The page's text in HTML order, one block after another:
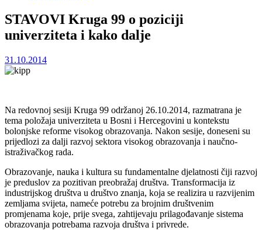
STAVOVI Kruga 99 o poziciji
univerziteta i kako dalje
31.10.2014
Na redovnoj sesiji Kruga 99 održanoj 26.10.2014, razmatrana je
tema položaja univerziteta u Bosni i Hercegovini u kontekstu
bolonjske reforme visokog obrazovanja. Nakon sesije, doneseni su
prijedlozi za dalji razvoj sektora visokog obrazovanja i naučno-
istraživačkog rada.
Obrazovanje, nauka i kultura su fundamentalne djelatnosti čiji razvoj
je preduslov za pozitivan preobražaj društva. Transformacija iz
industrijskog društva u društvo znanja, koja se realizira u razvijenim
zemljama svijeta, nameće potrebu za brojnim društvenim
promjenama koje, prije svega, zahtijevaju prilagođavanje sistema
obrazovanja potrebama razvoja društva i privrede.